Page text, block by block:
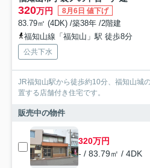
320万円 8月6日 値下げ
83.79㎡ (4DK) /築38年 /2階建
福知山線「福知山」駅 徒歩8分
公共下水
JR福知山駅から徒歩約10分、福知山城
置する店舗付き住宅です。
販売中の物件
320万円
- / 83.79㎡ / 4DK